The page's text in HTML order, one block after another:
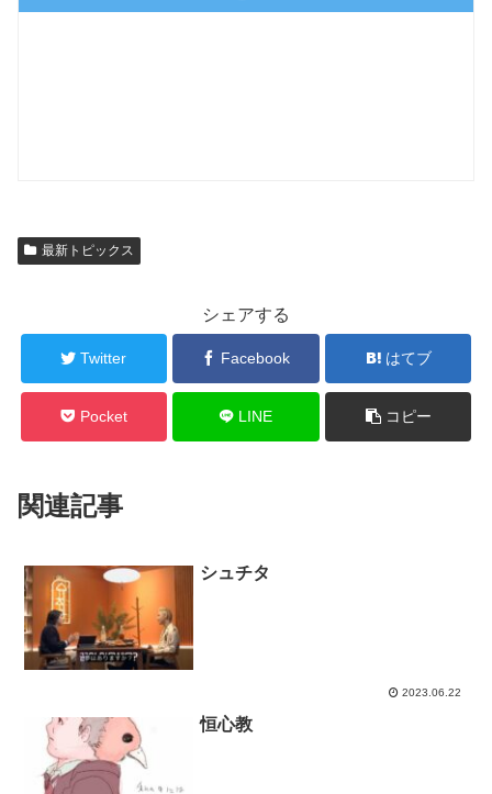
最新トピックス
シェアする
Twitter Facebook はてブ
Pocket LINE コピー
関連記事
シュチタ
2023.06.22
恒心教